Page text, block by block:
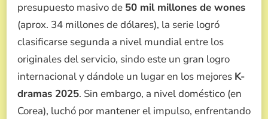
presupuesto masivo de 50 mil millones de wones
(aprox. 34 millones de dólares), la serie logró
clasificarse segunda a nivel mundial entre los
originales del servicio, sindo este un gran logro
internacional y dándole un lugar en los mejores K-
dramas 2025. Sin embargo, a nivel doméstico (en
Corea), luchó por mantener el impulso, enfrentando